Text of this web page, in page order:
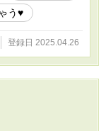
う♥
登録日 2025.04.26